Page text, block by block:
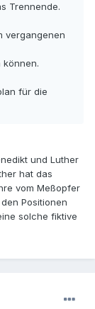
Trennende.
vergangenen
können.
für die
und Luther
hat das
vom Meßopfer
Positionen
solche fiktive